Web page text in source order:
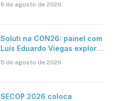
6 de agosto de 2026
Soluti na CON26: painel com
Luís Eduardo Viegas explora
eficiência da Contabilidade
5 de agosto de 2026
SECOP 2026 coloca